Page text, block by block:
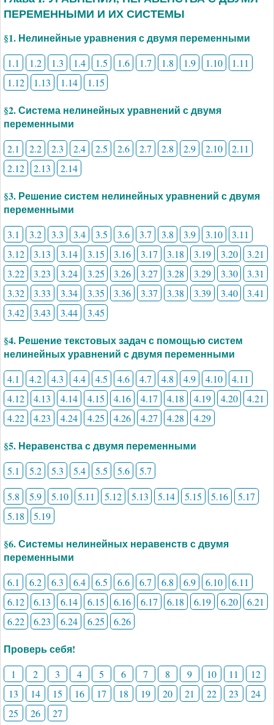
ПЕРЕМЕННЫМИ И ИХ СИСТЕМЫ
§1. Нелинейные уравнения с двумя переменными
1.1 1.2 1.3 1.4 1.5 1.6 1.7 1.8 1.9 1.10
1.11
1.12
1.13 1.14 1.15
§2. Система нелинейных уравнений с двумя
переменными
2.1 2.2 2.3 2.4 2.5 2.6 2.7 2.8 2.9 2.10
2.11
2.12
2.13 2.14
§3. Решение систем нелинейных уравнений с двумя
переменными
3.1 3.2 3.3 3.4 3.5 3.6 3.7 3.8 3.9 3.10
3.11
3.12
3.13 3.14 3.15 3.16 3.17 3.18 3.19 3.20
3.21
3.22
3.23 3.24 3.25 3.26 3.27 3.28 3.29 3.30
3.31
3.32
3.33 3.34 3.35 3.36 3.37 3.38 3.39 3.40
3.41
3.42
3.43 3.44 3.45
§4. Решение текстовых задач с помощью систем
нелинейных уравнений с двумя переменными
4.1 4.2 4.3 4.4 4.5 4.6 4.7 4.8 4.9 4.10
4.11
4.12
4.13 4.14 4.15 4.16 4.17 4.18 4.19 4.20
4.21
4.22
4.23 4.24 4.25 4.26 4.27 4.28 4.29
§5. Неравенства с двумя переменными
5.1 5.2 5.3 5.4 5.5 5.6
5.7
5.8
5.9 5.10 5.11 5.12 5.13 5.14 5.15 5.16
5.17
5.18
5.19
§6. Системы нелинейных неравенств с двумя
переменными
6.1 6.2 6.3 6.4 6.5 6.6 6.7 6.8 6.9 6.10
6.11
6.12
6.13 6.14 6.15 6.16 6.17 6.18 6.19 6.20
6.21
6.22
6.23 6.24 6.25 6.26
Проверь себя!
1 2 3 4 5 6 7 8 9 10 11
12
13
14 15 16 17 18 19 20 21 22 23
24
25
26 27